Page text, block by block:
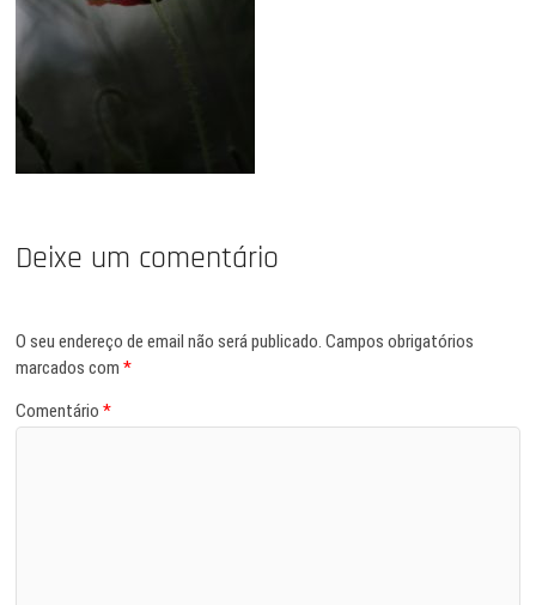
Deixe um comentário
O seu endereço de email não será publicado. Campos obrigatórios
marcados com*
Comentário*